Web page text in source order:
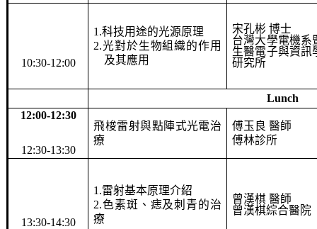
10:30-12:00
1.科技用途的光源原理
2.光對於生物組織的作用
及其應用
宋孔彬 博士
台灣大學電機系
生醫電子與資訊
研究所
12:00-12:30
Lunch
12:30-13:30
飛梭雷射與點陣式光電治
療
傅玉良 醫師
傅林診所
13:30-14:30
1.雷射基本原理介紹
2.色素斑、痣及刺青的治
療
曾漢棋 醫師
曾漢棋綜合醫院